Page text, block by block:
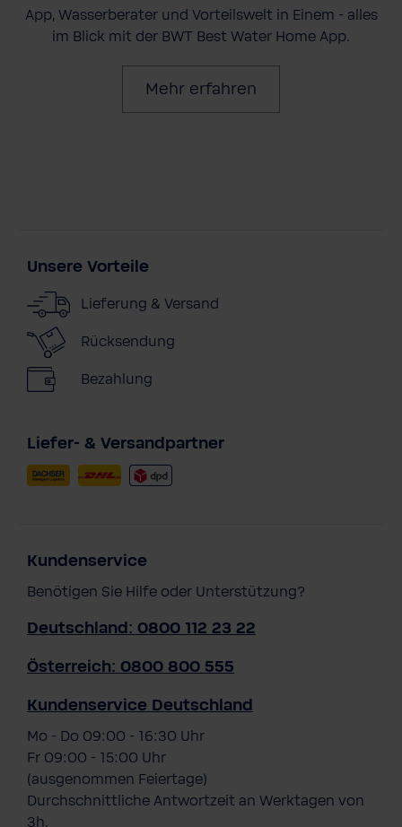
App, Wasserberater und Vorteilswelt in Einem - alles
im Blick mit der BWT Best Water Home App.
Mehr erfahren
Unsere Vorteile
Lieferung & Versand
Rücksendung
Bezahlung
Liefer- & Versandpartner
Kundenservice
Benötigen Sie Hilfe oder Unterstützung?
Deutschland: 0800 112 23 22
Österreich: 0800 800 555
Kundenservice Deutschland
Mo - Do 09:00 - 16:30 Uhr
Fr 09:00 - 15:00 Uhr
(ausgenommen Feiertage)
Durchschnittliche Antwortzeit an Werktagen von
3h.